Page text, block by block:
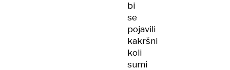
bi
se
pojavili
kakršni
koli
sumi